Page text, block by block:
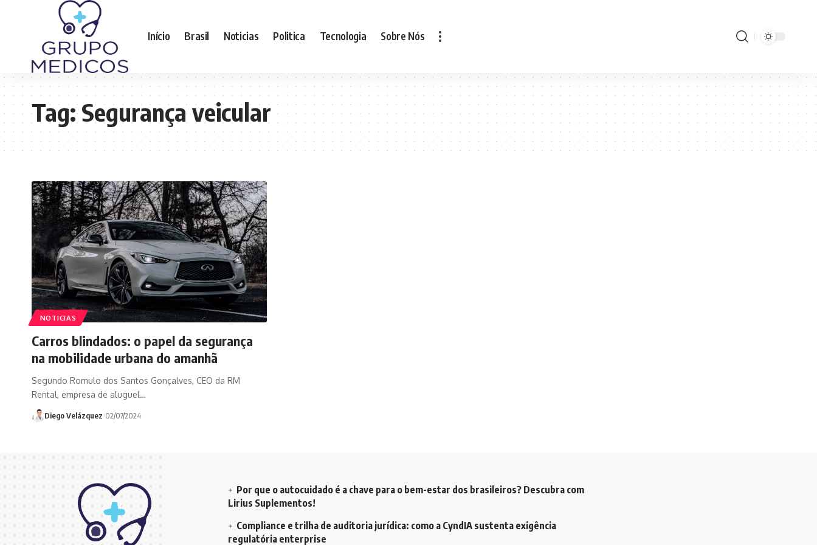
Início Brasil Noticias Politica Tecnologia Sobre Nós
Tag:Segurança veicular
NOTICIAS
Carros blindados: o papel da segurança
na mobilidade urbana do amanhã
Segundo Romulo dos Santos Gonçalves, CEO da RM
Rental, empresa de aluguel…
Diego Velázquez 02/07/2024
Por que o autocuidado é a chave para o bem-estar dos brasileiros? Descubra com
Lirius Suplementos!
Compliance e trilha de auditoria jurídica: como a CyndIA sustenta exigência
regulatória enterprise